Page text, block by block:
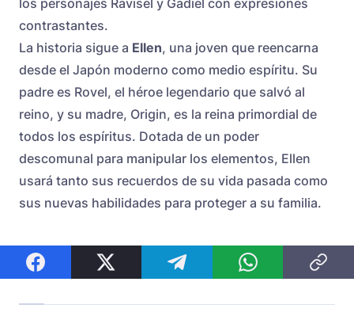
contrastantes.
La historia sigue a Ellen, una joven que reencarna
desde el Japón moderno como medio espíritu. Su
padre es Rovel, el héroe legendario que salvó al
reino, y su madre, Origin, es la reina primordial de
todos los espíritus. Dotada de un poder
descomunal para manipular los elementos, Ellen
usará tanto sus recuerdos de su vida pasada como
sus nuevas habilidades para proteger a su familia.